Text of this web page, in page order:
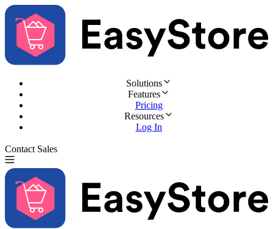
Solutions
Features
Pricing
Resources
Log In
Contact Sales